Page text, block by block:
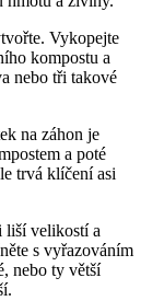
Vykopejte
kompostu a
nebo tři takové
na záhon je
a poté
trvá klíčení asi
liší velikostí a
s vyřazováním
nebo ty větší